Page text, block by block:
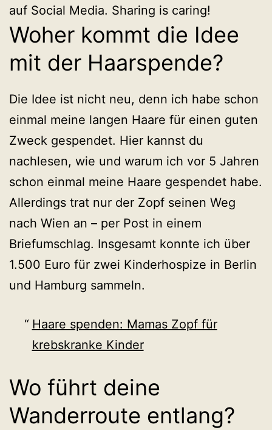
auf Social Media. Sharing is caring!
Woher kommt die Idee
mit der Haarspende?
Die Idee ist nicht neu, denn ich habe schon
einmal meine langen Haare für einen guten
Zweck gespendet. Hier kannst du
nachlesen, wie und warum ich vor 5 Jahren
schon einmal meine Haare gespendet habe.
Allerdings trat nur der Zopf seinen Weg
nach Wien an – per Post in einem
Briefumschlag. Insgesamt konnte ich über
1.500 Euro für zwei Kinderhospize in Berlin
und Hamburg sammeln.
Haare spenden: Mamas Zopf für
krebskranke Kinder
Wo führt deine
Wanderroute entlang?